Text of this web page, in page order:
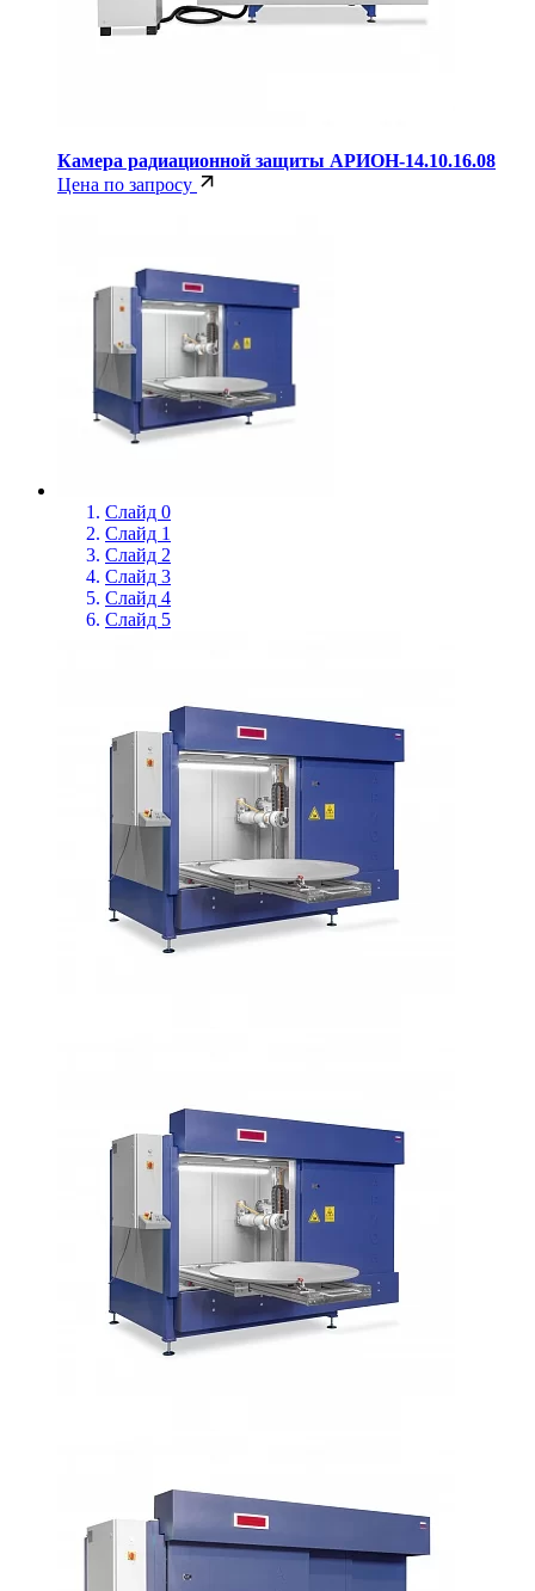
Камера радиационной защиты АРИОН-14.10.16.08
Цена по запросу
Слайд 0
Слайд 1
Слайд 2
Слайд 3
Слайд 4
Слайд 5